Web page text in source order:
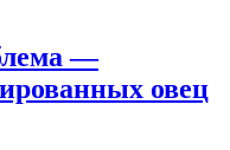
—
овец